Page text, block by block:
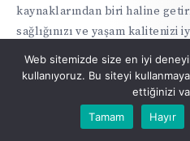
kaynaklarından biri haline
sağlığınızı ve yaşam
Sizinle bu yolculukta birlikte
bekliyorum.
Web sitemizde size en iyi
kullanıyoruz. Bu siteyi
ettiğinizi
Tamam
Hayır